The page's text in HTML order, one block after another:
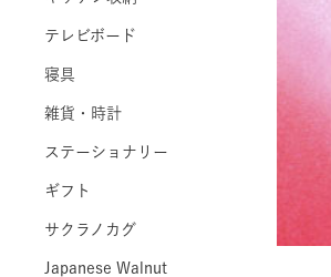
テレビボード
寝具
雑貨・時計
ステーショナリー
ギフト
サクラノカグ
Japanese Walnut